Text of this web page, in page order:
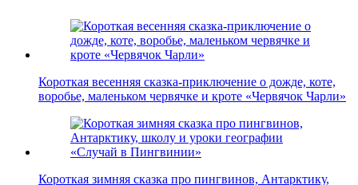
Короткая весенняя сказка-приключение о дожде, коте,
воробье, маленьком червячке и кроте «Червячок Чарли»
Короткая зимняя сказка про пингвинов, Антарктику,